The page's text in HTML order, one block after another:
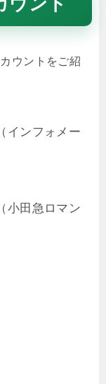
ウントをご紹
（インフォメー
（小田急ロマン